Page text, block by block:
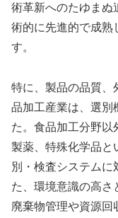
術革新へのたゆまぬ
術的に先進的で成熟
す。
特に、製品の品質、
品加工産業は、選別
た。食品加工分野以
製薬、特殊化学品と
別・検査システムに
た、環境意識の高さ
廃棄物管理や資源回